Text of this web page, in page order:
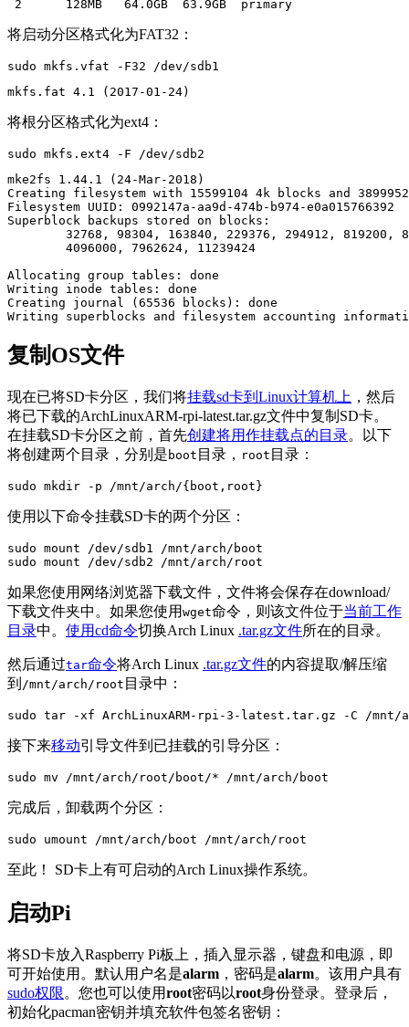
2      128MB   64.0GB  63.9GB  primary
将启动分区格式化为FAT32：
sudo mkfs.vfat -F32 /dev/sdb1
mkfs.fat 4.1 (2017-01-24)
将根分区格式化为ext4：
sudo mkfs.ext4 -F /dev/sdb2
mke2fs 1.44.1 (24-Mar-2018)
Creating filesystem with 15599104 4k blocks and
Filesystem UUID: 0992147a-aa9d-474b-b974-e0a015766392
Superblock backups stored on blocks:
Allocating group tables:
Writing inode tables: done
Creating journal (65536 blocks): done
Writing superblocks and filesystem accounting
复制OS文件
现在已将SD卡分区，我们将挂载sd卡到Linux计算机上 ，然后
将已下载的ArchLinuxARM-rpi-latest.tar.gz文件中复制SD卡。
在挂载SD卡分区之前，首先创建将用作挂载点的目录。以下
将创建两个目录，分别是 boot 目录， root 目录：
sudo mkdir -p /mnt/arch/{boot,root}
使用以下命令挂载SD卡的两个分区：
sudo mount /dev/sdb1 /mnt/arch/boot
sudo mount /dev/sdb2 /mnt/arch/root
如果您使用网络浏览器下载文件，文件将会保存在download/
下载文件夹中。如果您使用 wget命令，则该文件位于当前工作
目录中。 使用cd命令切换Arch Linux .tar.gz文件所在的目录。
然后通过tar命令将Arch Linux .tar.gz文件的内容提取/解压缩
到 /mnt/arch/root 目录中：
sudo tar -xf ArchLinuxARM-rpi-3-latest.tar.gz -C /mnt/
接下来移动引导文件到已挂载的引导分区：
sudo mv /mnt/arch/root/boot/* /mnt/arch/boot
完成后，卸载两个分区：
sudo umount /mnt/arch/boot /mnt/arch/root
至此！ SD卡上有可启动的Arch Linux操作系统。
启动Pi
将SD卡放入Raspberry Pi板上，插入显示器，键盘和电源，即
可开始使用。默认用户名是alarm ，密码是alarm。该用户具有
sudo权限。您也可以使用root密码以root身份登录。登录后，
初始化pacman密钥并填充软件包签名密钥：